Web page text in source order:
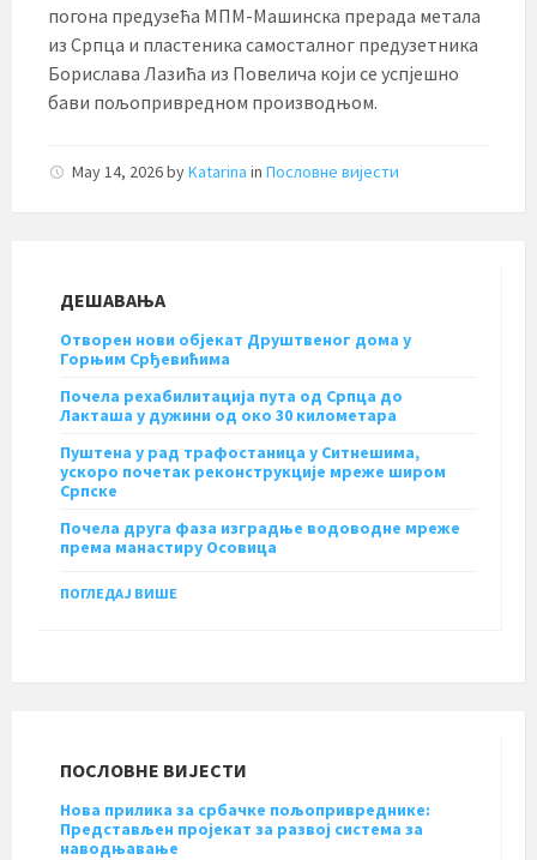
погона предузећа МПМ-Машинска прерада метала
из Српца и пластеника самосталног предузетника
Борислава Лазића из Повелича који се успјешно
бави пољопривредном производњом.
May 14, 2026byKatarina in Пословне вијести
ДЕШАВАЊА
Отворен нови објекат Друштвеног дома у
Горњим Срђевићима
Почела рехабилитација пута од Српца до
Лакташа у дужини од око 30 километара
Пуштена у рад трафостаница у Ситнешима,
ускоро почетак реконструкције мреже широм
Српске
Почела друга фаза изградње водоводне мреже
према манастиру Осовица
ПОГЛЕДАЈ ВИШЕ
ПОСЛОВНЕ ВИЈЕСТИ
Нова прилика за србачке пољопривреднике:
Представљен пројекат за развој система за
наводњавање